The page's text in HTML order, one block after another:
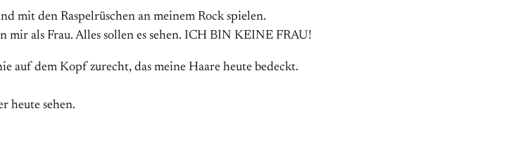
mit den Raspelrüschen an meinem Rock spielen.
als Frau. Alles sollen es sehen. ICH BIN KEINE FRAU!
auf dem Kopf zurecht, das meine Haare heute bedeckt.
heute sehen.